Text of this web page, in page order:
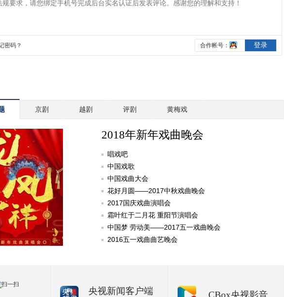
京剧 越剧 评剧 黄梅戏
2018年新年戏曲晚会
唱戏吧
中国戏歌
中国戏曲大会
花好月圆——2017中秋戏曲晚会
2017国庆戏曲演唱会
霜叶红于二月花 重阳节演唱会
中国梦 劳动美——2017五一戏曲晚会
2016五一戏曲曲艺晚会
央视新闻客户端 CBox央视影音